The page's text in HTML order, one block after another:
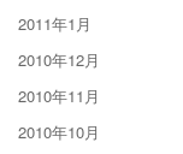
2011年1月
2010年12月
2010年11月
2010年10月